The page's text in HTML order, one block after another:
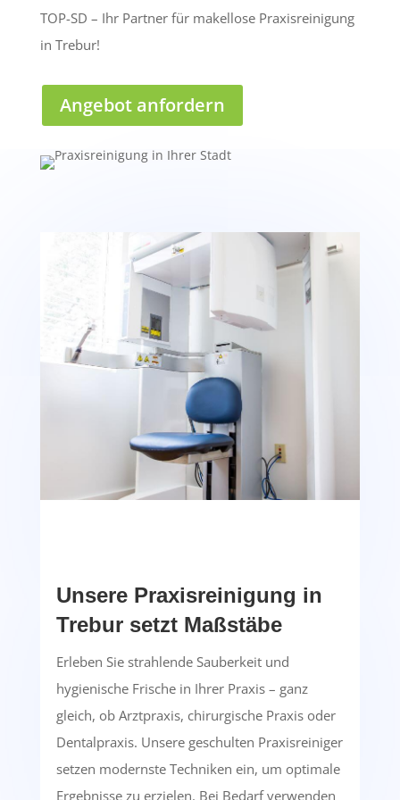
TOP-SD – Ihr Partner für makellose Praxisreinigung
in Trebur!
Angebot anfordern
Unsere Praxisreinigung in
Trebur setzt Maßstäbe
Erleben Sie strahlende Sauberkeit und
hygienische Frische in Ihrer Praxis – ganz
gleich, ob Arztpraxis, chirurgische Praxis oder
Dentalpraxis. Unsere geschulten Praxisreiniger
setzen modernste Techniken ein, um optimale
Ergebnisse zu erzielen. Bei Bedarf verwenden